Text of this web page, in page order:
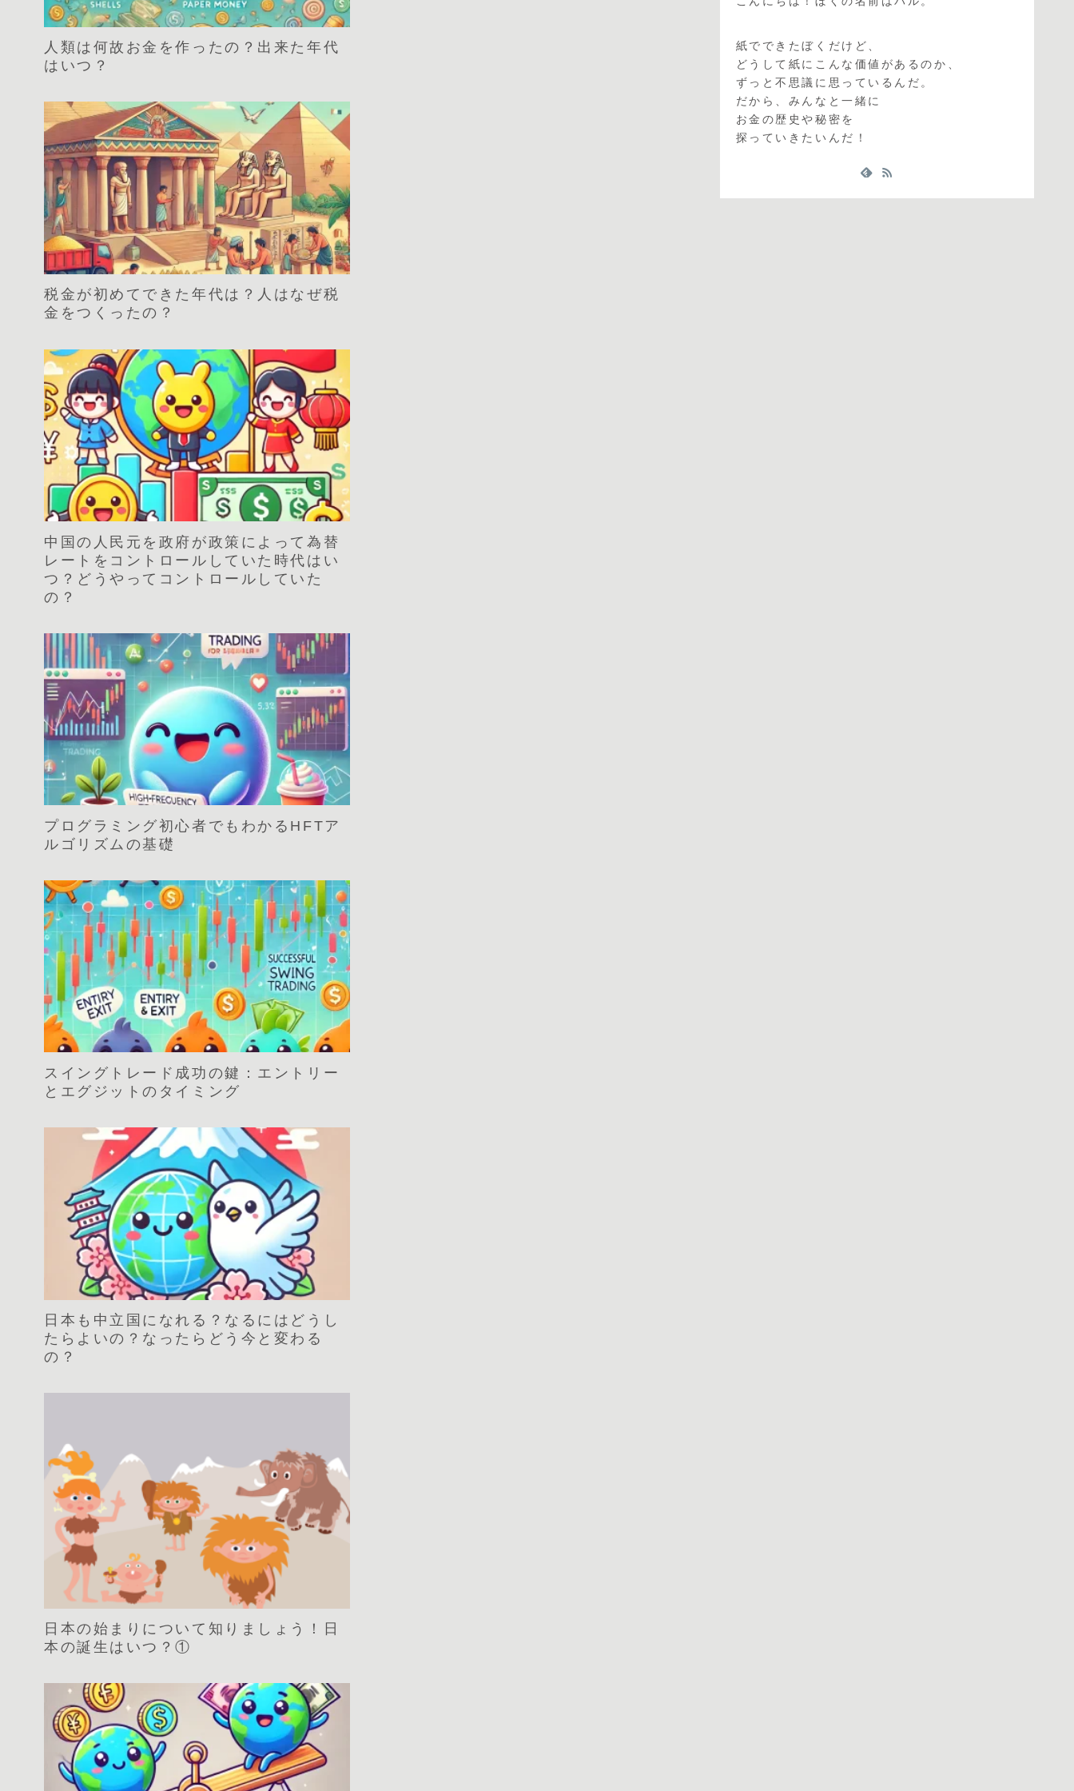
人類は何故お金を作ったの？出来た年代
はいつ？
税金が初めてできた年代は？人はなぜ税
金をつくったの？
中国の人民元を政府が政策によって為替
レートをコントロールしていた時代はい
つ？どうやってコントロールしていた
の？
プログラミング初心者でもわかるHFTア
ルゴリズムの基礎
スイングトレード成功の鍵：エントリー
とエグジットのタイミング
日本も中立国になれる？なるにはどうし
たらよいの？なったらどう今と変わる
の？
日本の始まりについて知りましょう！日
本の誕生はいつ？①
紙でできたぼくだけど、
どうして紙にこんな価値があるのか、
ずっと不思議に思っているんだ。
だから、みんなと一緒に
お金の歴史や秘密を
探っていきたいんだ！